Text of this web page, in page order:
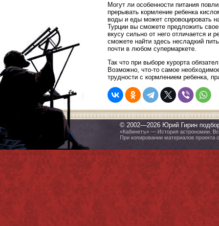
Могут ли особенности питания
прерывать кормление ребенка
воды и еды может спровоцировать
Турции вы сможете предложить
вкусу сильно от него отличается и
сможете найти здесь несладкий
почти в любом супермаркете.
Так что при выборе курорта
Возможно, что-то самое
трудности с кормлением ребенка,
© 2002—2026 Юрий Гирин
«Кабинетъ» — История астрономии.
При копировании материалов проекта